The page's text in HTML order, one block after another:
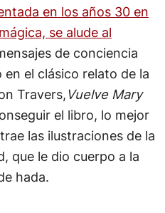
en los años 30 en
se alude al
de conciencia
en el clásico relato de la
Travers,Vuelve Mary
el libro, lo mejor
las ilustraciones de la
que le dio cuerpo a la
hada.